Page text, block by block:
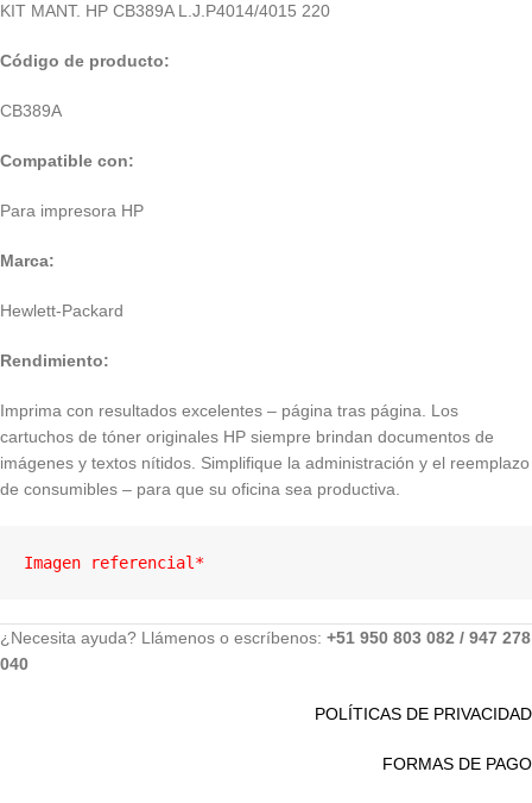
KIT MANT. HP CB389A L.J.P4014/4015 220
Código de producto:
CB389A
Compatible con:
Para impresora HP
Marca:
Hewlett-Packard
Rendimiento:
Imprima con resultados excelentes – página tras página. Los
cartuchos de tóner originales HP siempre brindan documentos de
imágenes y textos nítidos. Simplifique la administración y el reemplazo
de consumibles – para que su oficina sea productiva.
Imagen referencial*
¿Necesita ayuda? Llámenos o escríbenos: +51 950 803 082 / 947 278
040
POLÍTICAS DE PRIVACIDAD
FORMAS DE PAGO